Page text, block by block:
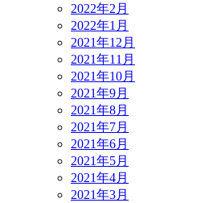
2022年2月
2022年1月
2021年12月
2021年11月
2021年10月
2021年9月
2021年8月
2021年7月
2021年6月
2021年5月
2021年4月
2021年3月